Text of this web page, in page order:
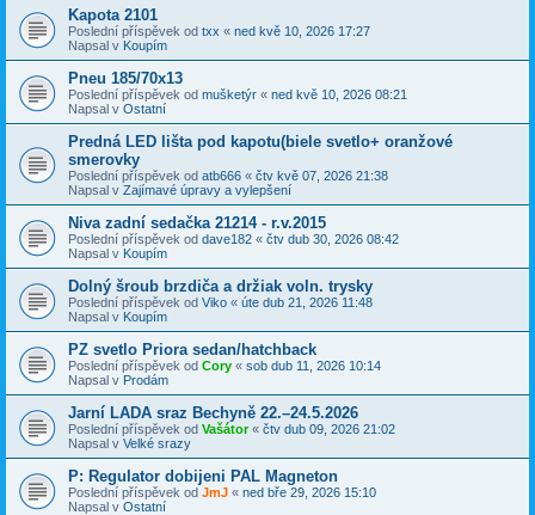
Kapota 2101
Poslední příspěvek od txx « ned kvě 10, 2026 17:27
Napsal v Koupím
Pneu 185/70x13
Poslední příspěvek od mušketýr « ned kvě 10, 2026 08:21
Napsal v Ostatní
Predná LED lišta pod kapotu(biele svetlo+ oranžové
smerovky
Poslední příspěvek od atb666 « čtv kvě 07, 2026 21:38
Napsal v Zajímavé úpravy a vylepšení
Niva zadní sedačka 21214 - r.v.2015
Poslední příspěvek od dave182 « čtv dub 30, 2026 08:42
Napsal v Koupím
Dolný šroub brzdiča a držiak voln. trysky
Poslední příspěvek od Viko « úte dub 21, 2026 11:48
Napsal v Koupím
PZ svetlo Priora sedan/hatchback
Poslední příspěvek od Cory « sob dub 11, 2026 10:14
Napsal v Prodám
Jarní LADA sraz Bechyně 22.–24.5.2026
Poslední příspěvek od Vašátor« čtv dub 09, 2026 21:02
Napsal v Velké srazy
P: Regulator dobijeni PAL Magneton
Poslední příspěvek od JmJ « ned bře 29, 2026 15:10
Napsal v Ostatní